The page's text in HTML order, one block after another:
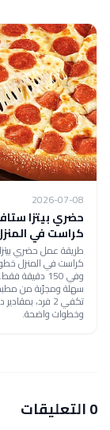
2026-07-08
حضري بيتزا
كراست في
طريقة عمل حضري
كراست في المنزل
وفي 150 دقيقة
سهلة ومجرّبة من
تكفي 2 فرد،
وخطوات واضحة.
0 التعليقات